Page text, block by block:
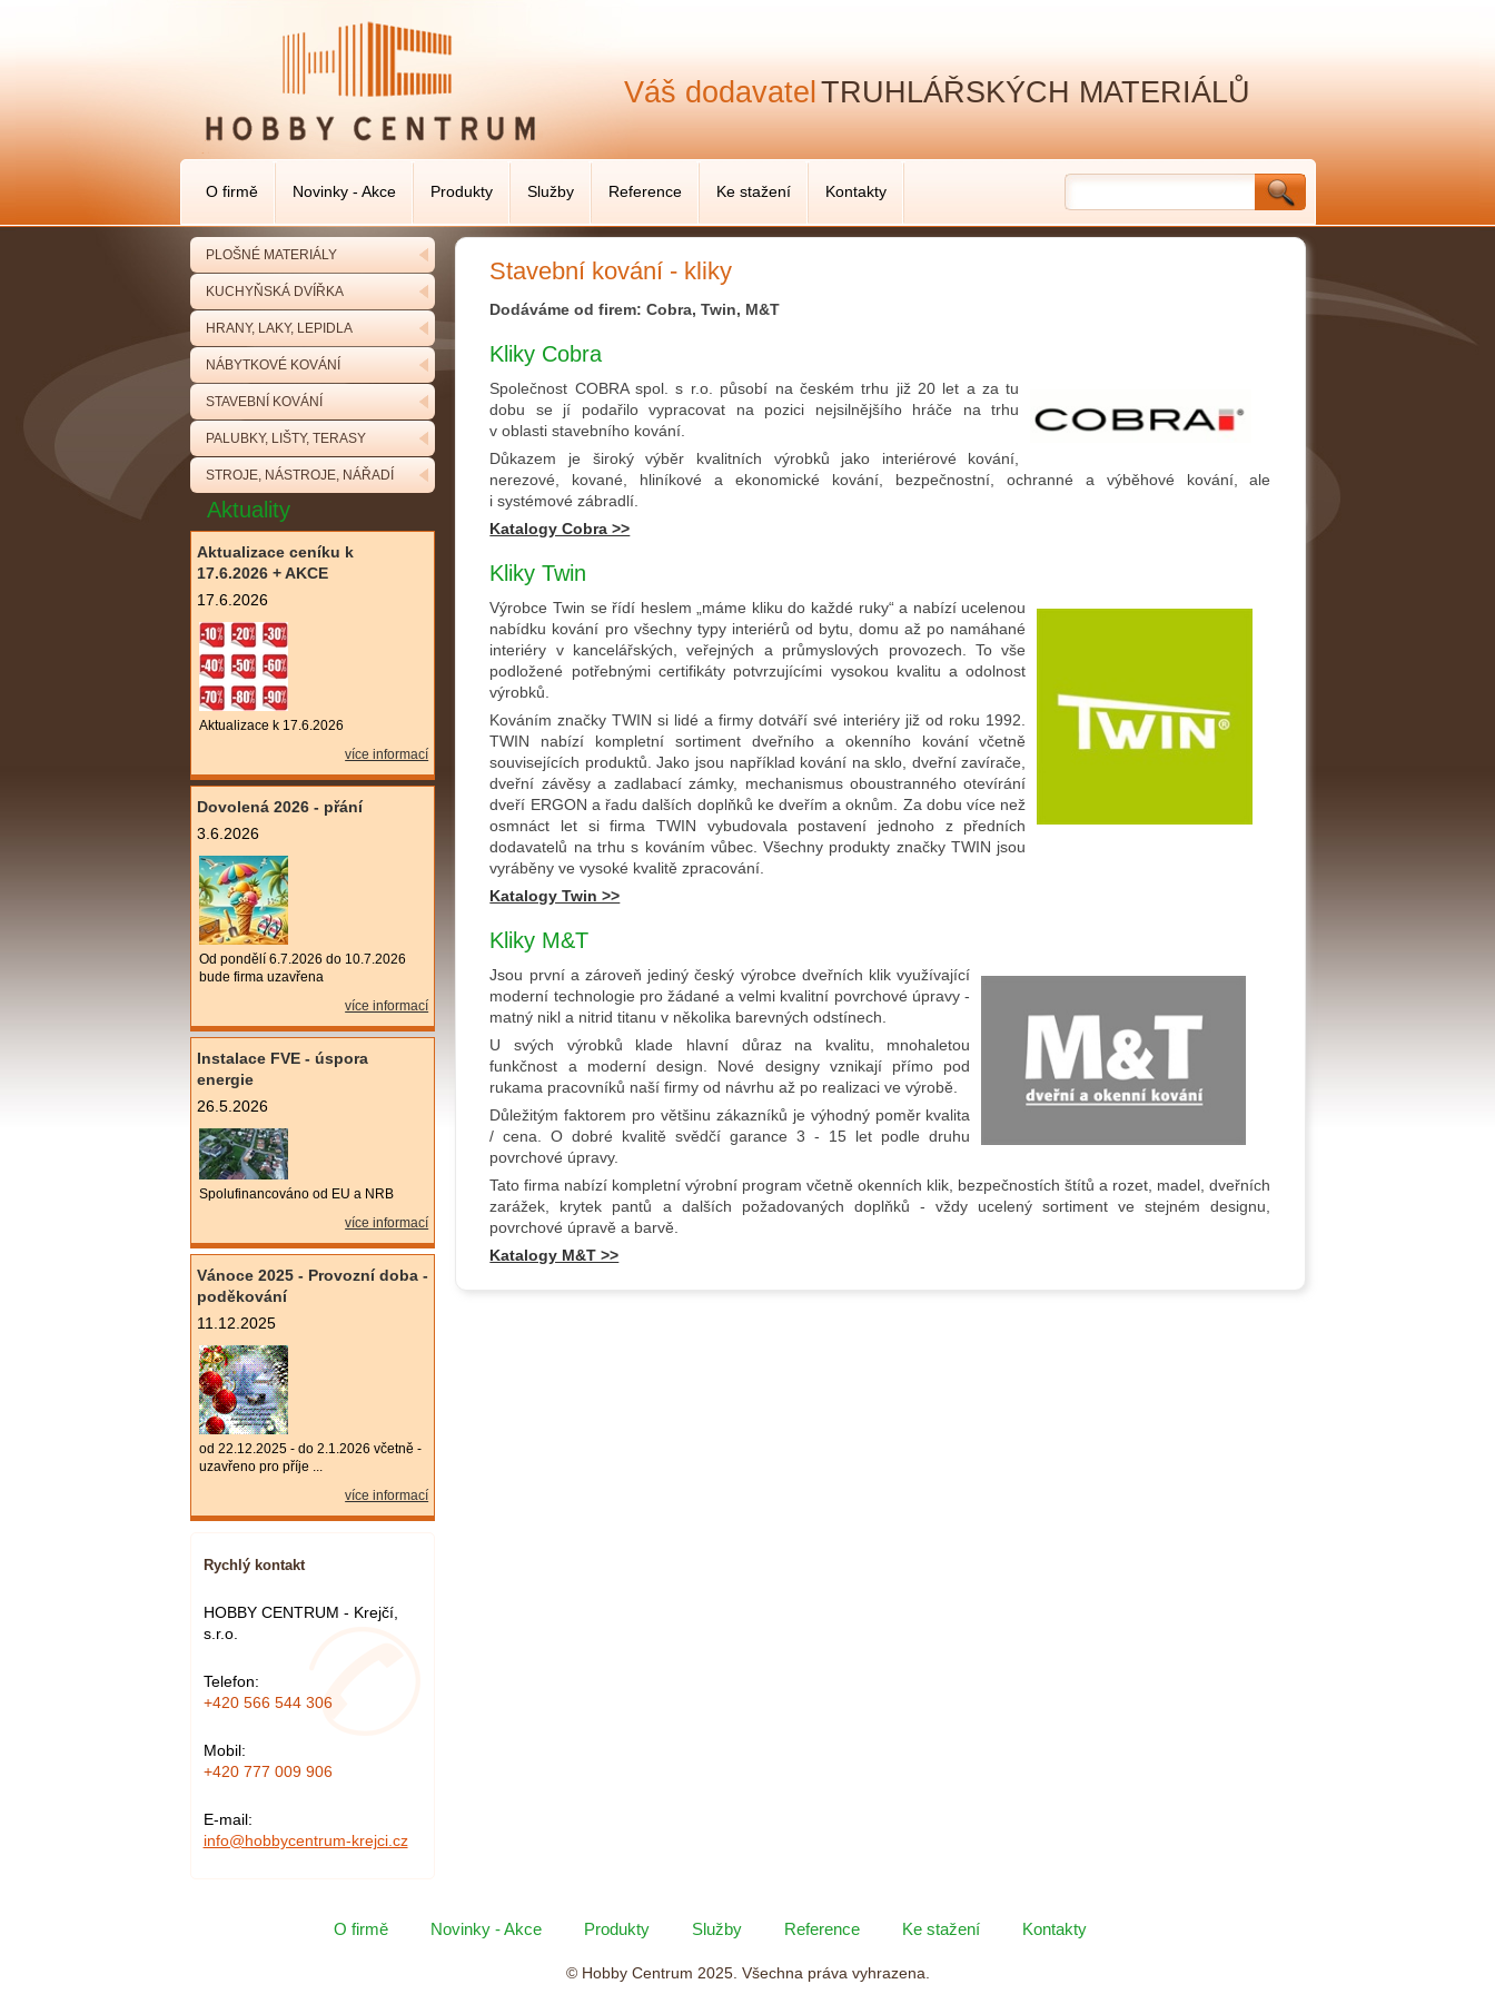
Váš dodavatel TRUHLÁŘSKÝCH MATERIÁLŮ
O firmě Novinky - Akce Produkty Služby Reference Ke stažení Kontakty
PLOŠNÉ MATERIÁLY
KUCHYŇSKÁ DVÍŘKA
HRANY, LAKY, LEPIDLA
NÁBYTKOVÉ KOVÁNÍ
STAVEBNÍ KOVÁNÍ
PALUBKY, LIŠTY, TERASY
STROJE, NÁSTROJE, NÁŘADÍ
Stavební kování - kliky
Dodáváme od firem: Cobra, Twin, M&T
Kliky Cobra
Společnost COBRA spol. s r.o. působí na českém trhu již 20 let a za tu
dobu se jí podařilo vypracovat na pozici nejsilnějšího hráče na trhu
v oblasti stavebního kování.
Důkazem je široký výběr kvalitních výrobků jako interiérové kování,
nerezové, kované, hliníkové a ekonomické kování, bezpečnostní, ochranné a výběhové kování, ale
i systémové zábradlí.
Katalogy Cobra >>
Kliky Twin
Výrobce Twin se řídí heslem „máme kliku do každé ruky“ a nabízí ucelenou
nabídku kování pro všechny typy interiérů od bytu, domu až po namáhané
interiéry v kancelářských, veřejných a průmyslových provozech. To vše
podložené potřebnými certifikáty potvrzujícími vysokou kvalitu a odolnost
výrobků.
Kováním značky TWIN si lidé a firmy dotváří své interiéry již od roku 1992.
TWIN nabízí kompletní sortiment dveřního a okenního kování včetně
souvisejících produktů. Jako jsou například kování na sklo, dveřní zavírače,
dveřní závěsy a zadlabací zámky, mechanismus oboustranného otevírání
dveří ERGON a řadu dalších doplňků ke dveřím a oknům. Za dobu více než
osmnáct let si firma TWIN vybudovala postavení jednoho z předních
dodavatelů na trhu s kováním vůbec. Všechny produkty značky TWIN jsou
vyráběny ve vysoké kvalitě zpracování.
Katalogy Twin >>
Kliky M&T
Jsou první a zároveň jediný český výrobce dveřních klik využívající
moderní technologie pro žádané a velmi kvalitní povrchové úpravy -
matný nikl a nitrid titanu v několika barevných odstínech.
U svých výrobků klade hlavní důraz na kvalitu, mnohaletou
funkčnost a moderní design. Nové designy vznikají přímo pod
rukama pracovníků naší firmy od návrhu až po realizaci ve výrobě.
Důležitým faktorem pro většinu zákazníků je výhodný poměr kvalita
/ cena. O dobré kvalitě svědčí garance 3 - 15 let podle druhu
povrchové úpravy.
Tato firma nabízí kompletní výrobní program včetně okenních klik, bezpečnostích štítů a rozet, madel, dveřních
zarážek, krytek pantů a dalších požadovaných doplňků - vždy ucelený sortiment ve stejném designu,
povrchové úpravě a barvě.
Katalogy M&T >>
Aktuality
Aktualizace ceníku k
17.6.2026 + AKCE
17.6.2026
Aktualizace k 17.6.2026
více informací
Dovolená 2026 - přání
3.6.2026
Od pondělí 6.7.2026 do 10.7.2026
bude firma uzavřena
více informací
Instalace FVE - úspora
energie
26.5.2026
Spolufinancováno od EU a NRB
více informací
Vánoce 2025 - Provozní doba -
poděkování
11.12.2025
od 22.12.2025 - do 2.1.2026 včetně -
uzavřeno pro příje ...
více informací
Rychlý kontakt
HOBBY CENTRUM - Krejčí,
s.r.o.
Telefon:
+420 566 544 306
Mobil:
+420 777 009 906
E-mail:
info@hobbycentrum-krejci.cz
O firmě Novinky - Akce Produkty Služby Reference Ke stažení Kontakty
© Hobby Centrum 2025. Všechna práva vyhrazena.